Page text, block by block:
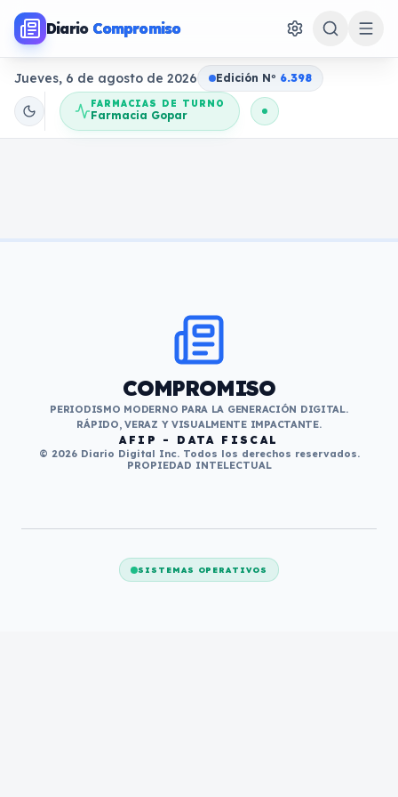
Diario Compromiso
Jueves, 6 de agosto de 2026 Edición No 6.398
FARMACIAS DE TURNO
Farmacia Gopar
COMPROMISO
PERIODISMO MODERNO PARA LA GENERACIÓN DIGITAL.
RÁPIDO, VERAZ Y VISUALMENTE IMPACTANTE.
AFIP - DATA FISCAL
© 2026 Diario Digital Inc. Todos los derechos reservados.
PROPIEDAD INTELECTUAL
SISTEMAS OPERATIVOS